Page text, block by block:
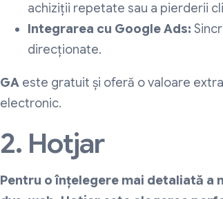
achiziții repetate sau a pierderii
Integrarea cu Google Ads:
direcționate.
GA este gratuit și oferă o valoare
electronic.
2. Hotjar
Pentru o înțelegere mai detaliată